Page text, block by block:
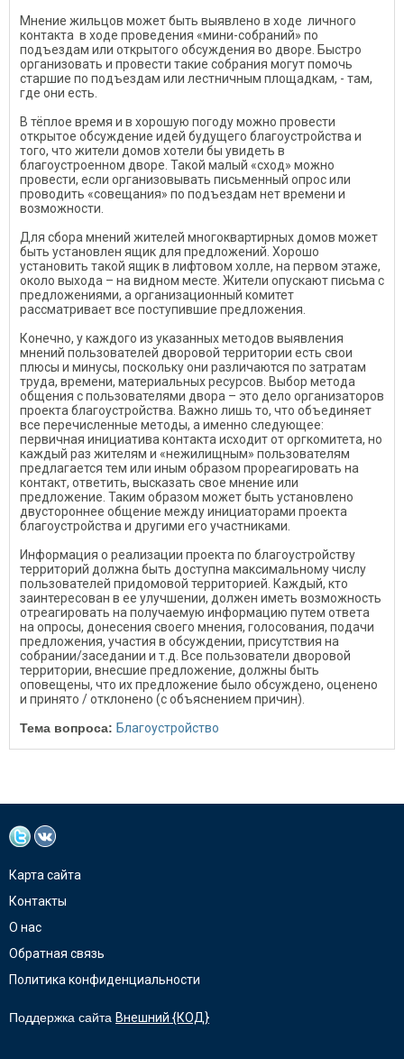
Мнение жильцов может быть выявлено в ходе личного
контакта в ходе проведения «мини-собраний» по
подъездам или открытого обсуждения во дворе. Быстро
организовать и провести такие собрания могут помочь
старшие по подъездам или лестничным площадкам, - там,
где они есть.
В тёплое время и в хорошую погоду можно провести
открытое обсуждение идей будущего благоустройства и
того, что жители домов хотели бы увидеть в
благоустроенном дворе. Такой малый «сход» можно
провести, если организовывать письменный опрос или
проводить «совещания» по подъездам нет времени и
возможности.
Для сбора мнений жителей многоквартирных домов может
быть установлен ящик для предложений. Хорошо
установить такой ящик в лифтовом холле, на первом этаже,
около выхода – на видном месте. Жители опускают письма с
предложениями, а организационный комитет
рассматривает все поступившие предложения.
Конечно, у каждого из указанных методов выявления
мнений пользователей дворовой территории есть свои
плюсы и минусы, поскольку они различаются по затратам
труда, времени, материальных ресурсов. Выбор метода
общения с пользователями двора – это дело организаторов
проекта благоустройства. Важно лишь то, что объединяет
все перечисленные методы, а именно следующее:
первичная инициатива контакта исходит от оргкомитета, но
каждый раз жителям и «нежилищным» пользователям
предлагается тем или иным образом прореагировать на
контакт, ответить, высказать свое мнение или
предложение. Таким образом может быть установлено
двустороннее общение между инициаторами проекта
благоустройства и другими его участниками.
Информация о реализации проекта по благоустройству
территорий должна быть доступна максимальному числу
пользователей придомовой территорией. Каждый, кто
заинтересован в ее улучшении, должен иметь возможность
отреагировать на получаемую информацию путем ответа
на опросы, донесения своего мнения, голосования, подачи
предложения, участия в обсуждении, присутствия на
собрании/заседании и т.д. Все пользователи дворовой
территории, внесшие предложение, должны быть
оповещены, что их предложение было обсуждено, оценено
и принято / отклонено (с объяснением причин).
Тема вопроса: Благоустройство
Карта сайта
Контакты
О нас
Обратная связь
Политика конфиденциальности
Поддержка сайта Внешний {КОД}